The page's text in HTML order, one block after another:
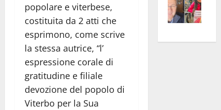
popolare e viterbese,
costituita da 2 atti che
esprimono, come scrive
la stessa autrice, “l’
espressione corale di
gratitudine e filiale
devozione del popolo di
Viterbo per la Sua
euro